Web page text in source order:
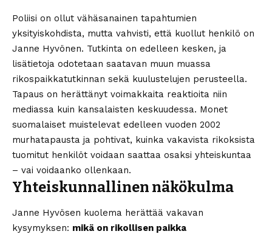
Poliisi on ollut vähäsanainen tapahtumien
yksityiskohdista, mutta vahvisti, että kuollut henkilö on
Janne Hyvönen. Tutkinta on edelleen kesken, ja
lisätietoja odotetaan saatavan muun muassa
rikospaikkatutkinnan sekä kuulustelujen perusteella.
Tapaus on herättänyt voimakkaita reaktioita niin
mediassa kuin kansalaisten keskuudessa. Monet
suomalaiset muistelevat edelleen vuoden 2002
murhatapausta ja pohtivat, kuinka vakavista rikoksista
tuomitut henkilöt voidaan saattaa osaksi yhteiskuntaa
– vai voidaanko ollenkaan.
Yhteiskunnallinen näkökulma
Janne Hyvösen kuolema herättää vakavan
kysymyksen: mikä on rikollisen paikka